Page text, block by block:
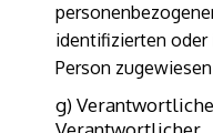
identifizierten oder
Person
g)